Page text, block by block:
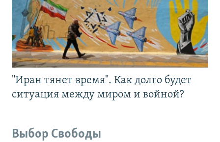
"Иран тянет время". Как долго будет
ситуация между миром и войной?
Выбор Свободы